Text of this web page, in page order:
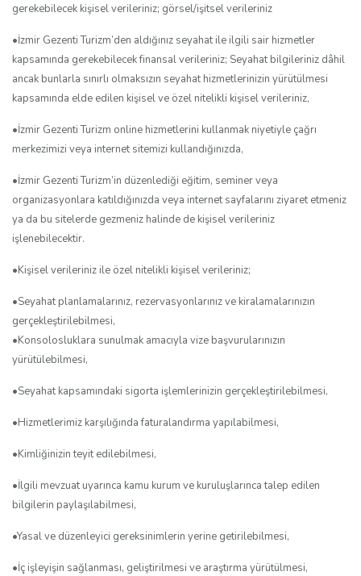
gerekebilecek kişisel verileriniz; görsel/işitsel verileriniz
•İzmir Gezenti Turizm’den aldığınız seyahat ile ilgili sair hizmetler
kapsamında gerekebilecek finansal verileriniz; Seyahat bilgileriniz dâhil
ancak bunlarla sınırlı olmaksızın seyahat hizmetlerinizin yürütülmesi
kapsamında elde edilen kişisel ve özel nitelikli kişisel verileriniz,
•İzmir Gezenti Turizm online hizmetlerini kullanmak niyetiyle çağrı
merkezimizi veya internet sitemizi kullandığınızda,
•İzmir Gezenti Turizm’in düzenlediği eğitim, seminer veya
organizasyonlara katıldığınızda veya internet sayfalarını ziyaret etmeniz
ya da bu sitelerde gezmeniz halinde de kişisel verileriniz
işlenebilecektir.
•Kişisel verileriniz ile özel nitelikli kişisel verileriniz;
•Seyahat planlamalarınız, rezervasyonlarınız ve kiralamalarınızın
gerçekleştirilebilmesi,
•Konsolosluklara sunulmak amacıyla vize başvurularınızın
yürütülebilmesi,
•Seyahat kapsamındaki sigorta işlemlerinizin gerçekleştirilebilmesi,
•Hizmetlerimiz karşılığında faturalandırma yapılabilmesi,
•Kimliğinizin teyit edilebilmesi,
•İlgili mevzuat uyarınca kamu kurum ve kuruluşlarınca talep edilen
bilgilerin paylaşılabilmesi,
•Yasal ve düzenleyici gereksinimlerin yerine getirilebilmesi,
•İç işleyişin sağlanması, geliştirilmesi ve araştırma yürütülmesi,